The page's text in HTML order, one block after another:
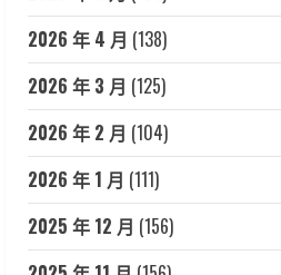
2026 年 4 月 (138)
2026 年 3 月 (125)
2026 年 2 月 (104)
2026 年 1 月 (111)
2025 年 12 月 (156)